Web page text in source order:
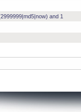
and 1